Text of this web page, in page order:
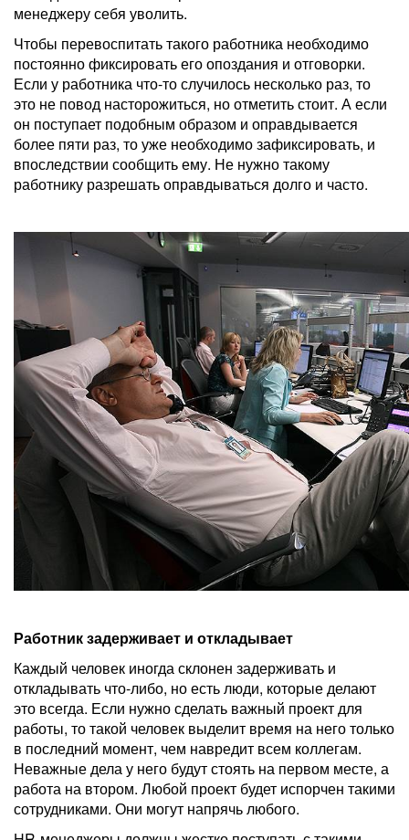
менеджеру себя уволить.
Чтобы перевоспитать такого работника необходимо
постоянно фиксировать его опоздания и отговорки.
Если у работника что-то случилось несколько раз, то
это не повод насторожиться, но отметить стоит. А если
он поступает подобным образом и оправдывается
более пяти раз, то уже необходимо зафиксировать, и
впоследствии сообщить ему. Не нужно такому
работнику разрешать оправдываться долго и часто.
Работник задерживает и откладывает
Каждый человек иногда склонен задерживать и
откладывать что-либо, но есть люди, которые делают
это всегда. Если нужно сделать важный проект для
работы, то такой человек выделит время на него только
в последний момент, чем навредит всем коллегам.
Неважные дела у него будут стоять на первом месте, а
работа на втором. Любой проект будет испорчен такими
сотрудниками. Они могут напрячь любого.